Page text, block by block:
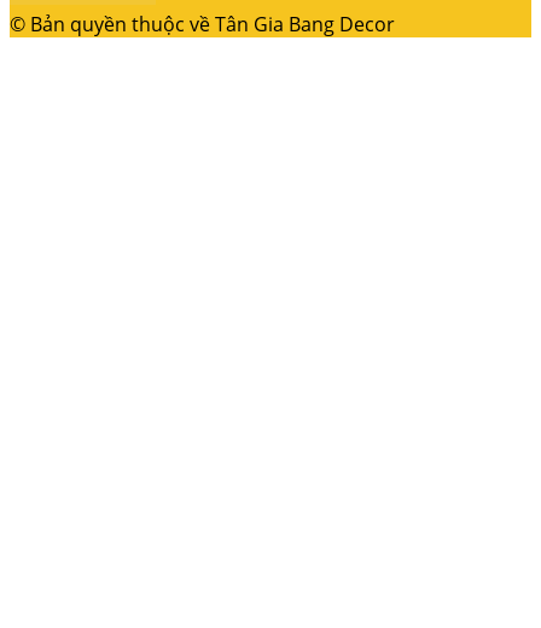
© Bản quyền thuộc về Tân Gia Bang Decor